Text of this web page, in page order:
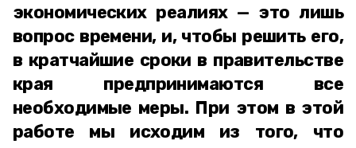
экономических реалиях — это лишь
вопрос времени, и, чтобы решить его,
в кратчайшие сроки в правительстве
края предпринимаются все
необходимые меры. При этом в этой
работе мы исходим из того, что